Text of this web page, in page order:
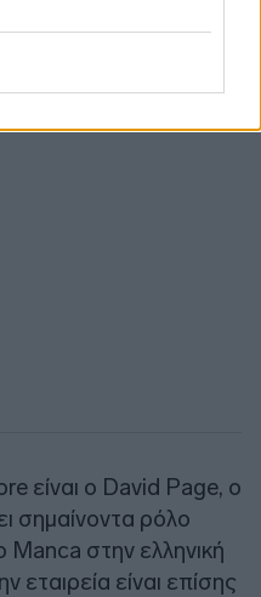
είναι ο David Page, ο
σημαίνοντα ρόλο
στην ελληνική
εταιρεία είναι επίσης